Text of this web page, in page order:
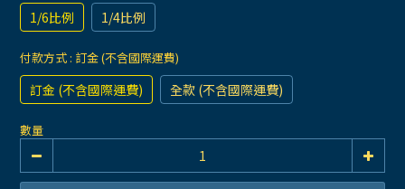
1/6比例 1/4比例
付款方式 : 訂金 (不含國際運費)
訂金 (不含國際運費) 全款 (不含國際運費)
數量